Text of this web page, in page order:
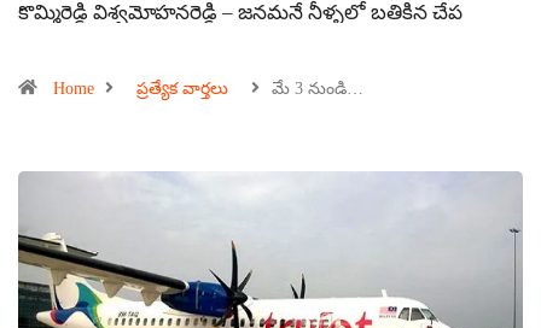
కొమ్మిరెడ్డి విశ్వమోహనరెడ్డి – జనమనే నీళ్ళలో బతికిన చేప
Home ప్రత్యేక వార్తలు మే 3 నుండి…